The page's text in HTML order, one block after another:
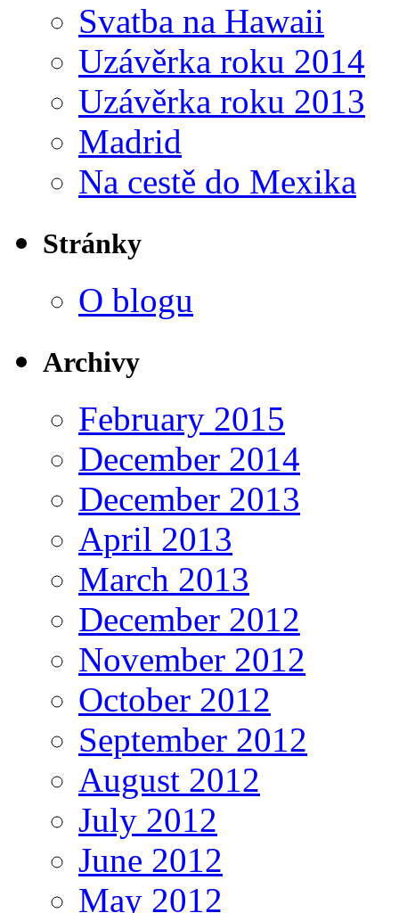
Svatba na Hawaii
Uzávěrka roku 2014
Uzávěrka roku 2013
Madrid
Na cestě do Mexika
Stránky
O blogu
Archivy
February 2015
December 2014
December 2013
April 2013
March 2013
December 2012
November 2012
October 2012
September 2012
August 2012
July 2012
June 2012
May 2012